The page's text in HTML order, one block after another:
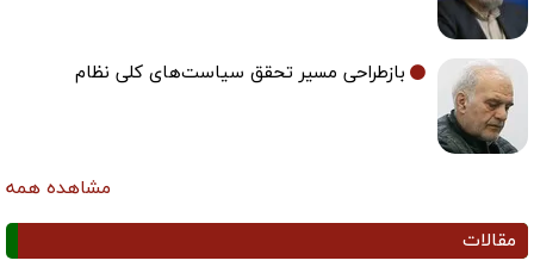
بازطراحی مسیر تحقق سیاست‌های کلی نظام
مشاهده همه
مقالات